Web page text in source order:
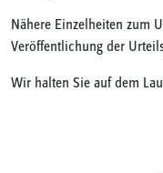
Nähere Einzelheiten zum
Veröffentlichung der
Wir halten Sie auf dem